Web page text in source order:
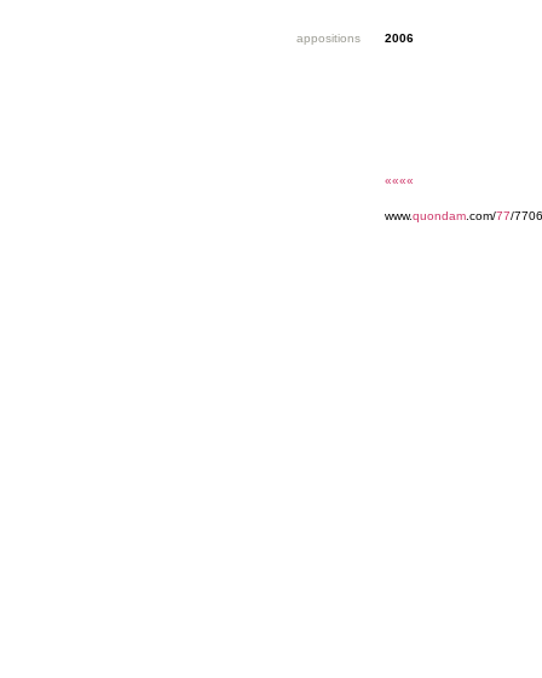
appositions 2006
««««
www.quondam .com/77/